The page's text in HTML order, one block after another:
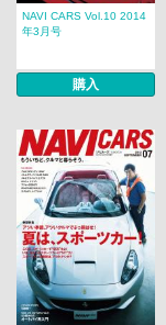
NAVI CARS Vol.10 2014
年3月号
購入